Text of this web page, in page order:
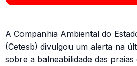
A Companhia Ambiental do
(Cetesb) divulgou um alerta na
sobre a balneabilidade das